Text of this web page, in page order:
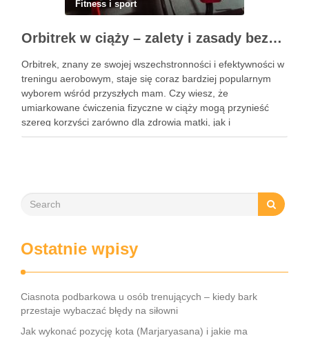
Fitness i sport
Orbitrek w ciąży – zalety i zasady bezpiecznych ćwiczeń
Orbitrek, znany ze swojej wszechstronności i efektywności w
treningu aerobowym, staje się coraz bardziej popularnym
wyborem wśród przyszłych mam. Czy wiesz, że
umiarkowane ćwiczenia fizyczne w ciąży mogą przynieść
szereg korzyści zarówno dla zdrowia matki, jak i
rozwijającego się dziecka? Właściwie dobrany program
Ostatnie wpisy
Ciasnota podbarkowa u osób trenujących – kiedy bark
przestaje wybaczać błędy na siłowni
Jak wykonać pozycję kota (Marjaryasana) i jakie ma